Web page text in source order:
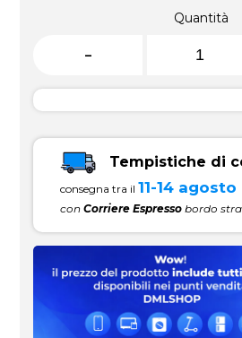
Quantità
-
Tempistiche di
consegna tra il 11-14 agosto
conCorriere Espresso bordo